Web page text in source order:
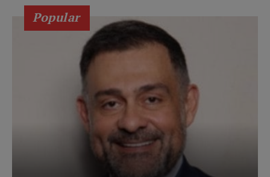
Popular